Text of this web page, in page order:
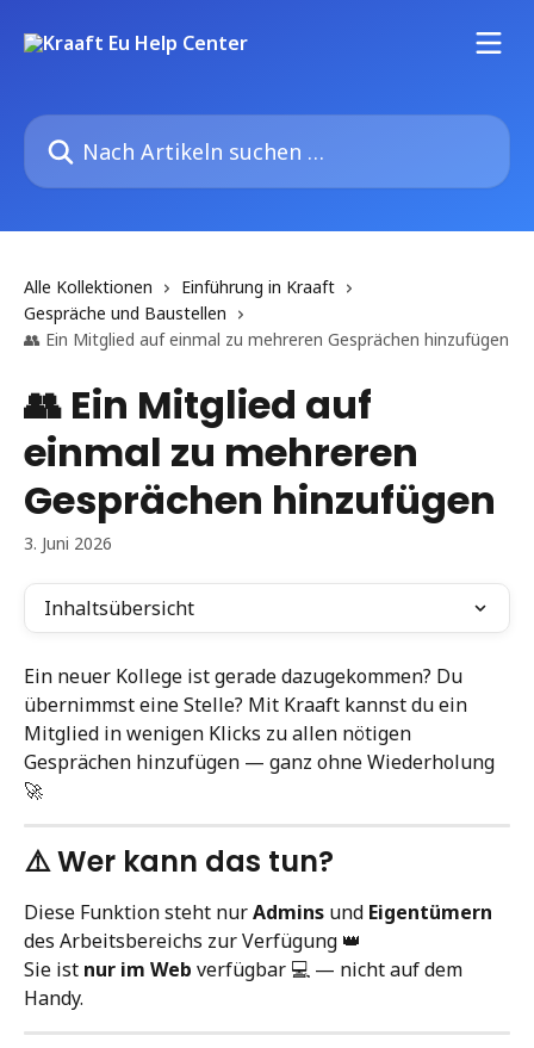
Nach Artikeln suchen …
Alle Kollektionen
Einführung in Kraaft
Gespräche und Baustellen
👥 Ein Mitglied auf einmal zu mehreren Gesprächen hinzufügen
👥 Ein Mitglied auf
einmal zu mehreren
Gesprächen hinzufügen
3. Juni 2026
Inhaltsübersicht
Ein neuer Kollege ist gerade dazugekommen? Du
übernimmst eine Stelle? Mit Kraaft kannst du ein
Mitglied in wenigen Klicks zu allen nötigen
Gesprächen hinzufügen — ganz ohne Wiederholung
🚀
⚠️ Wer kann das tun?
Diese Funktion steht nur Admins und Eigentümern
des Arbeitsbereichs zur Verfügung 👑
Sie ist nur im Web verfügbar 💻 — nicht auf dem
Handy.